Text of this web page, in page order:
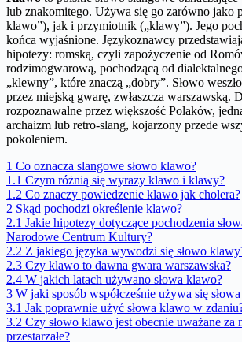
lub znakomitego. Używa się go zarówno jako
klawo”), jak i przymiotnik („klawy”). Jego
końca wyjaśnione. Językoznawcy
hipotezy: romską, czyli zapożyczenie od
rodzimogwarową, pochodzącą od
„klewny”, które znaczą „dobry”. Słowo
przez miejską gwarę, zwłaszcza warszawską.
rozpoznawalne przez większość Polaków,
archaizm lub retro-slang, kojarzony przede
pokoleniem.
1 Co oznacza slangowe słowo klawo?
1.1 Czym różnią się wyrazy klawo i klawy?
1.2 Co znaczy powiedzenie klawo jak cholera?
2 Skąd pochodzi określenie klawo?
2.1 Jakie hipotezy dotyczące pochodzenia
Narodowe Centrum Kultury?
2.2 Z jakiego języka wywodzi się słowo
2.3 Czy klawo to dawna gwara warszawska?
2.4 W jakich latach używano słowa klawo?
3 W jaki sposób współcześnie używa się
3.1 Jak poprawnie użyć słowa klawo w
3.2 Czy słowo klawo jest obecnie uważane za
przestarzałe?